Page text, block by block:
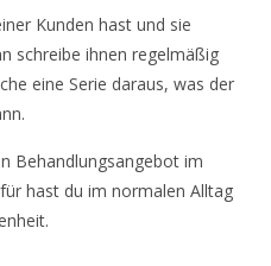
Kunden hast und sie
schreibe ihnen regelmäßig
eine Serie daraus, was der
Behandlungsangebot im
hast du im normalen Alltag